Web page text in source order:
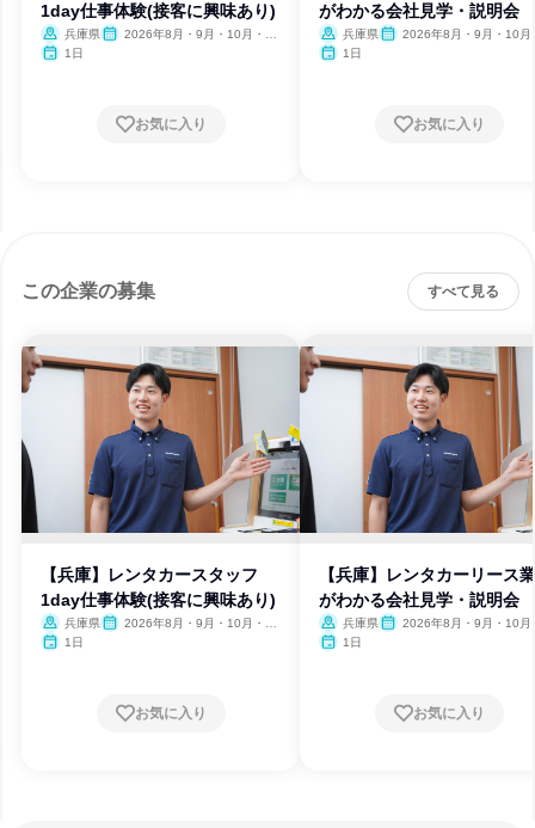
1day仕事体験(接客に興味あり)
兵庫県
2026年8月・9月・10月・11
1日
お気に入り
がわかる会社見学・説明会
兵庫県
2026年8月・9月・10月
1日
お気に入り
この企業の募集 すべて見る
【兵庫】レンタカースタッフ
1day仕事体験(接客に興味あり)
兵庫県
2026年8月・9月・10月・11
1日
お気に入り
【兵庫】レンタカーリース
がわかる会社見学・説明会
兵庫県
2026年8月・9月・10月
1日
お気に入り